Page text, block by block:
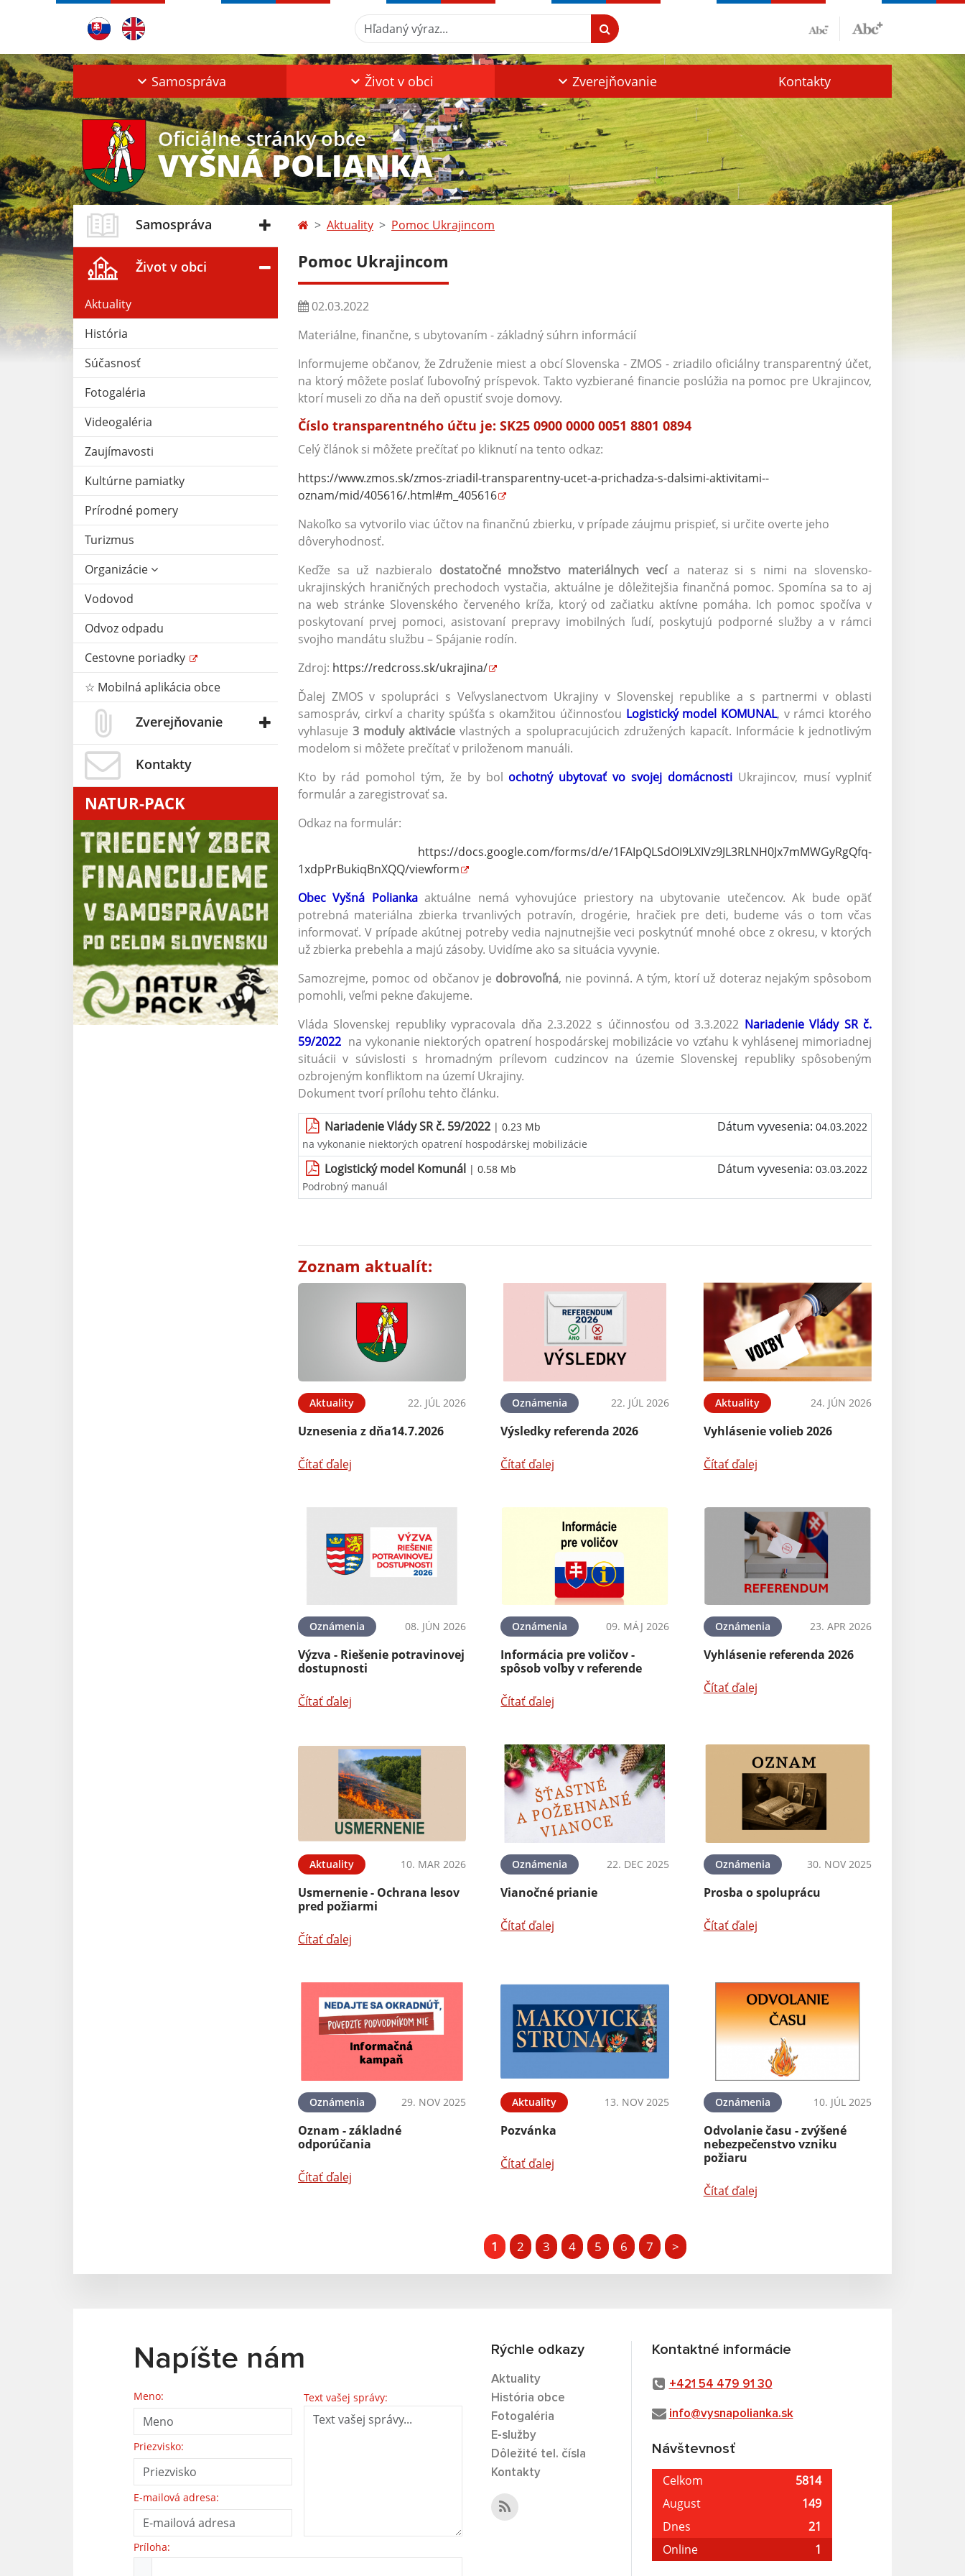
Hľadaný výraz...
Samospráva Život v obci Zverejňovanie Kontakty
Oficiálne stránky obce
VYŠNÁ POLIANKA
Samospráva
Život v obci
Aktuality
História
Súčasnosť
Fotogaléria
Videogaléria
Zaujímavosti
Kultúrne pamiatky
Prírodné pomery
Turizmus
Organizácie
Vodovod
Odvoz odpadu
Cestovne poriadky
☆ Mobilná aplikácia obce
Zverejňovanie
Kontakty
NATUR-PACK
Aktuality Pomoc Ukrajincom
Pomoc Ukrajincom
02.03.2022
Materiálne, finančne, s ubytovaním - základný súhrn informácií
Informujeme občanov, že Združenie miest a obcí Slovenska - ZMOS - zriadilo oficiálny transparentný účet,
na ktorý môžete poslať ľubovoľný príspevok. Takto vyzbierané financie poslúžia na pomoc pre Ukrajincov,
ktorí museli zo dňa na deň opustiť svoje domovy.
Číslo transparentného účtu je: SK25 0900 0000 0051 8801 0894
Celý článok si môžete prečítať po kliknutí na tento odkaz:
https://www.zmos.sk/zmos-zriadil-transparentny-ucet-a-prichadza-s-dalsimi-aktivitami--
oznam/mid/405616/.html#m_405616
Nakoľko sa vytvorilo viac účtov na finančnú zbierku, v prípade záujmu prispieť, si určite overte jeho
dôveryhodnosť.
Keďže sa už nazbieralo dostatočné množstvo materiálnych vecía nateraz si s nimi na slovensko-
ukrajinských hraničných prechodoch vystačia, aktuálne je dôležitejšia finančná pomoc. Spomína sa to aj
na web stránke Slovenského červeného kríža, ktorý od začiatku aktívne pomáha. Ich pomoc spočíva v
poskytovaní prvej pomoci, asistovaní prepravy imobilných ľudí, poskytujú podporné služby a v rámci
svojho mandátu službu – Spájanie rodín.
Zdroj: https://redcross.sk/ukrajina/
Ďalej ZMOS v spolupráci s Veľvyslanectvom Ukrajiny v Slovenskej republike a s partnermi v oblasti
samospráv, cirkví a charity spúšťa s okamžitou účinnosťou Logistický model KOMUNAL, v rámci ktorého
vyhlasuje3 moduly aktivácie vlastných a spolupracujúcich združených kapacít. Informácie k jednotlivým
modelom si môžete prečítať v priloženom manuáli.
Kto by rád pomohol tým, že by bol ochotný ubytovať vo svojej domácnosti Ukrajincov, musí vyplniť
formulár a zaregistrovať sa.
Odkaz na formulár:
https://docs.google.com/forms/d/e/1FAIpQLSdOI9LXIVz9JL3RLNH0Jx7mMWGyRgQfq-
1xdpPrBukiqBnXQQ/viewform
Obec Vyšná Poliankaaktuálne nemá vyhovujúce priestory na ubytovanie utečencov. Ak bude opäť
potrebná materiálna zbierka trvanlivých potravín, drogérie, hračiek pre deti, budeme vás o tom včas
informovať. V prípade akútnej potreby vedia najnutnejšie veci poskytnúť mnohé obce z okresu, v ktorých
už zbierka prebehla a majú zásoby. Uvidíme ako sa situácia vyvynie.
Samozrejme, pomoc od občanov je dobrovoľná, nie povinná. A tým, ktorí už doteraz nejakým spôsobom
pomohli, veľmi pekne ďakujeme.
Vláda Slovenskej republiky vypracovala dňa 2.3.2022 s účinnosťou od 3.3.2022 Nariadenie Vlády SR č.
59/2022 na vykonanie niektorých opatrení hospodárskej mobilizácie vo vzťahu k vyhlásenej mimoriadnej
situácii v súvislosti s hromadným prílevom cudzincov na územie Slovenskej republiky spôsobeným
ozbrojeným konfliktom na území Ukrajiny.
Dokument tvorí prílohu tehto článku.
Nariadenie Vlády SR č. 59/2022 | 0.23 Mb Dátum vyvesenia: 04.03.2022
na vykonanie niektorých opatrení hospodárskej mobilizácie
Logistický model Komunál | 0.58 Mb Dátum vyvesenia: 03.03.2022
Podrobný manuál
Zoznam aktualít:
Aktuality 22. JÚL 2026
Uznesenia z dňa14.7.2026
Čítať ďalej
Oznámenia 22. JÚL 2026
Výsledky referenda 2026
Čítať ďalej
Aktuality 24. JÚN 2026
Vyhlásenie volieb 2026
Čítať ďalej
Oznámenia 08. JÚN 2026
Výzva - Riešenie potravinovej
dostupnosti
Čítať ďalej
Oznámenia 09. MÁJ 2026
Informácia pre voličov -
spôsob voľby v referende
Čítať ďalej
Oznámenia 23. APR 2026
Vyhlásenie referenda 2026
Čítať ďalej
Aktuality 10. MAR 2026
Usmernenie - Ochrana lesov
pred požiarmi
Čítať ďalej
Oznámenia 22. DEC 2025
Vianočné prianie
Čítať ďalej
Oznámenia 30. NOV 2025
Prosba o spoluprácu
Čítať ďalej
Oznámenia 29. NOV 2025
Oznam - základné
odporúčania
Čítať ďalej
Aktuality 13. NOV 2025
Pozvánka
Čítať ďalej
Oznámenia 10. JÚL 2025
Odvolanie času - zvýšené
nebezpečenstvo vzniku
požiaru
Čítať ďalej
1 2 3 4 5 6 7 >
Napíšte nám
Meno:
Priezvisko:
E-mailová adresa:
Text vašej správy:
Príloha:
Rýchle odkazy
Aktuality
História obce
Fotogaléria
E-služby
Dôležité tel. čísla
Kontakty
Kontaktné informácie
+421 54 479 91 30
info@vysnapolianka.sk
Návštevnosť